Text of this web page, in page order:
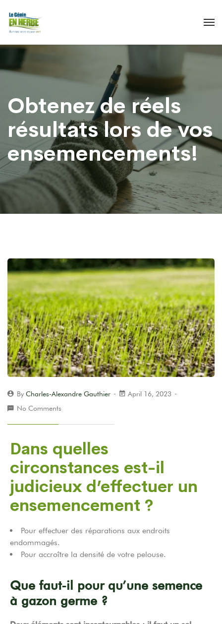
Obtenez de réels
résultats lors de vos
ensemencements!
By Charles-Alexandre Gauthier
April 16, 2023
No Comments
Dans quelles
circonstances est-il
judicieux d’effectuer un
ensemencement ?
Pour effectuer des réparations aux endroits
endommagés.
Pour accroître la densité de votre pelouse.
Que faut-il pour qu’une semence
à gazon germe ?